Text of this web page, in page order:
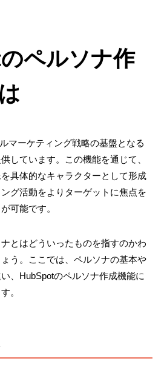
ペルソナ作
マーケティング戦略の基盤となる
しています。この機能を通じて、
具体的なキャラクターとして形成
グ活動をよりターゲットに焦点を
可能です。
とはどういったものを指すのかわ
う。ここでは、ペルソナの基本や
、HubSpotのペルソナ作成機能に
。